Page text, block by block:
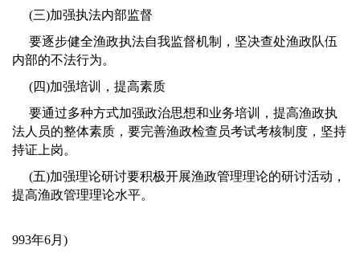
(三)加强执法内部监督
要逐步健全渔政执法自我监督机制，坚决查处渔政队伍
内部的不法行为。
(四)加强培训，提高素质
要通过多种方式加强政治思想和业务培训，提高渔政执
法人员的整体素质，要完善渔政检查员考试考核制度，坚持
持证上岗。
(五)加强理论研讨要积极开展渔政管理理论的研讨活动，
提高渔政管理理论水平。
993年6月 )